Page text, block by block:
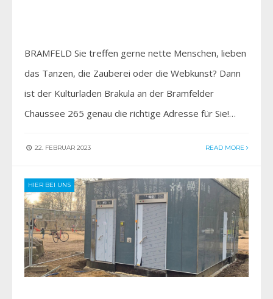
BRAMFELD Sie treffen gerne nette Menschen, lieben
das Tanzen, die Zauberei oder die Webkunst? Dann
ist der Kulturladen Brakula an der Bramfelder
Chaussee 265 genau die richtige Adresse für Sie!…
22. FEBRUAR 2023 READ MORE
HIER BEI UNS